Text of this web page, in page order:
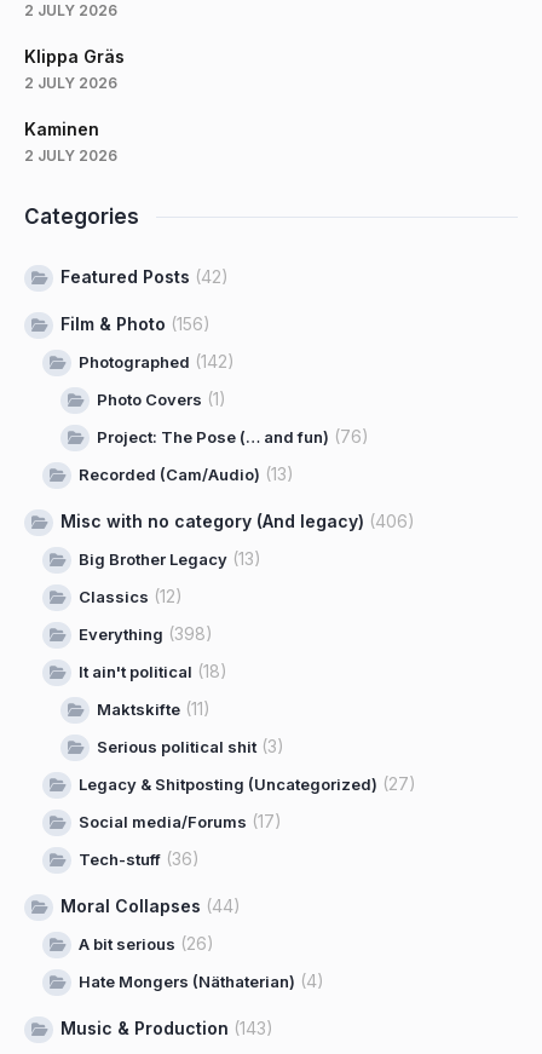
2 JULY 2026
Klippa Gräs
2 JULY 2026
Kaminen
2 JULY 2026
Categories
Featured Posts (42)
Film & Photo (156)
Photographed (142)
Photo Covers (1)
Project: The Pose (… and fun) (76)
Recorded (Cam/Audio) (13)
Misc with no category (And legacy) (406)
Big Brother Legacy (13)
Classics (12)
Everything (398)
It ain't political (18)
Maktskifte (11)
Serious political shit(3)
Legacy & Shitposting (Uncategorized) (27)
Social media/Forums (17)
Tech-stuff (36)
Moral Collapses (44)
A bit serious (26)
Hate Mongers (Näthaterian) (4)
Music & Production (143)